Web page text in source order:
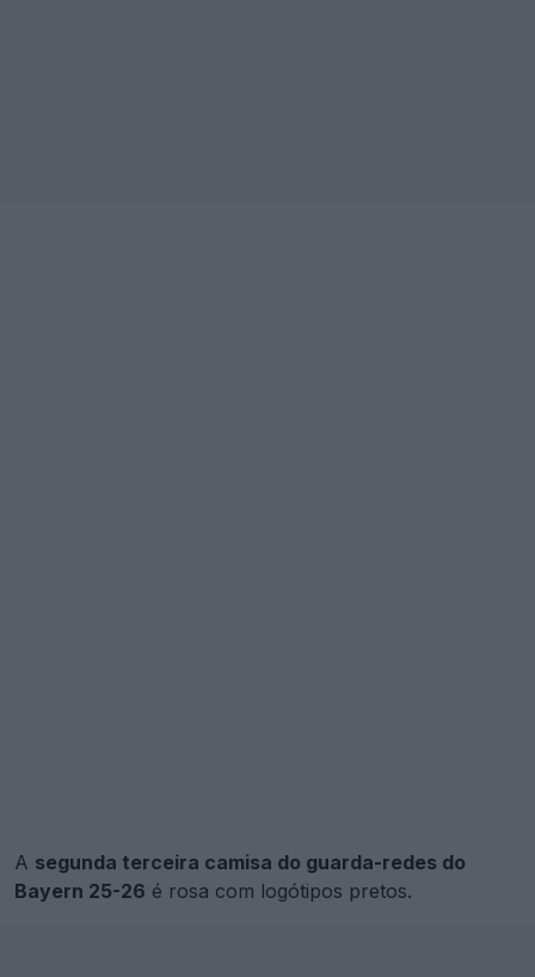
A segunda terceira camisa do guarda-redes do
Bayern 25-26 é rosa com logótipos pretos.